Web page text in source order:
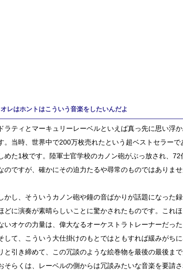
オレはホントはこういう音楽をしたいんだよ
ドラティとマーキュリーレーベルといえば真っ先に思い浮
。当時、世界中で200万枚売れたという超ベストセラー
めた1枚です。陸軍士官学校のカノン砲がぶっ放され、
のですが、確かにその迫力たるや尋常のものではありませ
かし、そういうカノン砲や鐘の音ばかりが話題になった
どに演奏が素晴らしいことに驚かされたものです。これ
いオケの力量は、偉大なるオーケストラトレーナーだっ
して、こういう大仕掛けのもとではともすれば緩みがち
と引き締めて、この冗談のような絵巻物を最後の最後ま
そらくは、レーベルの側からは冗談みたいな音楽を要請